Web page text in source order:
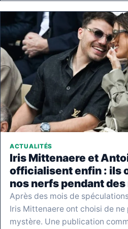
ACTUALITÉS
Iris Mittenaere et
officialisent enfin : ils
nos nerfs pendant des
Après des mois de
Iris Mittenaere ont choisi de
mystère. Une publication